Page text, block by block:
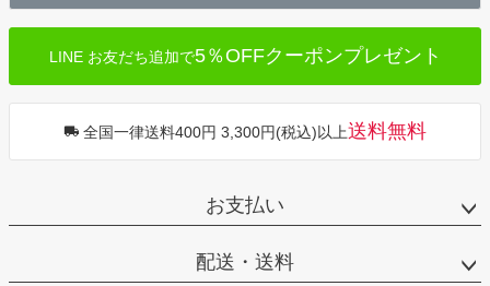
LINE お友だち追加で5％OFFクーポンプレゼント
全国一律送料400円 3,300円(税込)以上送料無料
お支払い
配送・送料